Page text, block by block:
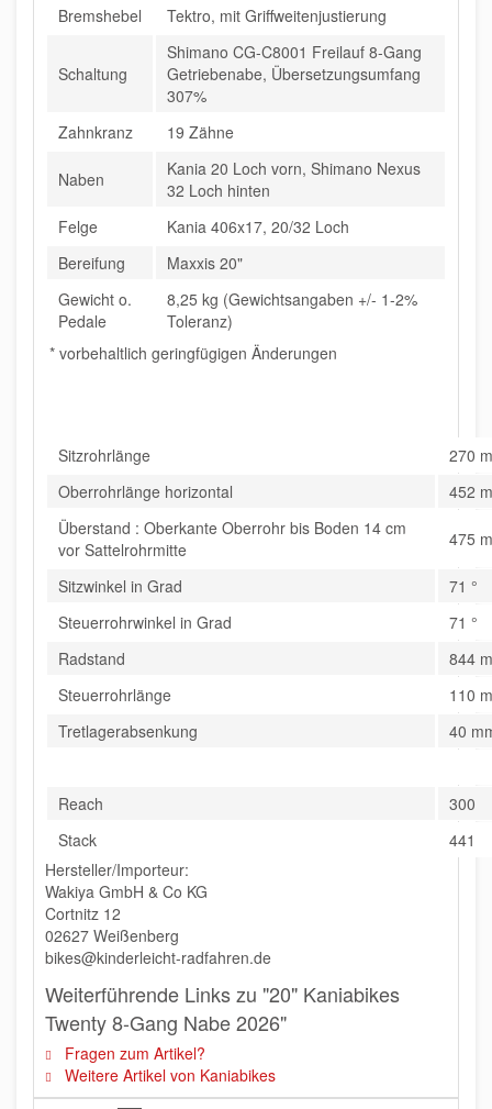
Bremshebel Tektro, mit Griffweitenjustierung
Schaltung
Shimano CG-C8001 Freilauf 8-Gang
Getriebenabe, Übersetzungsumfang
307%
Zahnkranz
19 Zähne
Naben
Kania 20 Loch vorn, Shimano Nexus
32 Loch hinten
Felge
Kania 406x17, 20/32 Loch
Bereifung
Maxxis 20"
Gewicht o.
Pedale
8,25 kg (Gewichtsangaben +/- 1-2%
Toleranz)
* vorbehaltlich geringfügigen Änderungen
Sitzrohrlänge
270
Oberrohrlänge horizontal
452
Überstand : Oberkante Oberrohr bis Boden 14 cm
vor Sattelrohrmitte
475
Sitzwinkel in Grad
71 °
Steuerrohrwinkel in Grad
71 °
Radstand
844
Steuerrohrlänge
110
Tretlagerabsenkung
40
Reach
300
Stack
441
Hersteller/Importeur:
Wakiya GmbH & Co KG
Cortnitz 12
02627 Weißenberg
bikes@kinderleicht-radfahren.de
Weiterführende Links zu "20" Kaniabikes
Twenty 8-Gang Nabe 2026"
Fragen zum Artikel?
Weitere Artikel von Kaniabikes